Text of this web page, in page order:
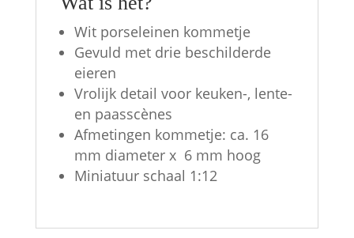
Wit porseleinen kommetje
Gevuld met drie beschilderde
eieren
Vrolijk detail voor keuken-, lente-
en paasscènes
Afmetingen kommetje: ca. 16
mm diameter x 6 mm hoog
Miniatuur schaal 1:12